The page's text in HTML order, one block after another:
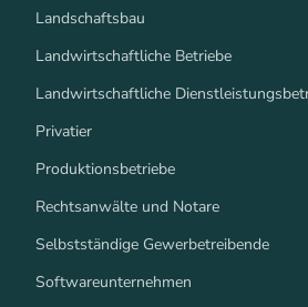
Landschaftsbau
Landwirtschaftliche Betriebe
Landwirtschaftliche
Privatier
Produktionsbetriebe
Rechtsanwälte und Notare
Selbstständige Gewerbetreibende
Softwareunternehmen